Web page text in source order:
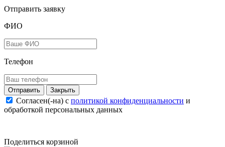
Отправить заявку
ФИО
Телефон
Закрыть
Согласен(-на) c политикой конфиденциальности и
обработкой персональных данных
Поделиться корзиной